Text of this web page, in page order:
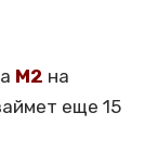
М2 на
еще 15